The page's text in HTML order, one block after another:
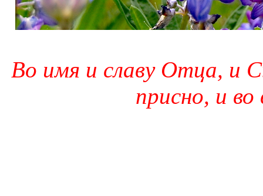
Во имя и славу Отца, и
присно, и во